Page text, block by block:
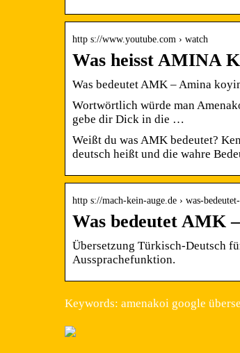
http s://www.youtube.com › watch
Was heisst AMINA
Was bedeutet AMK – Amina
Wortwörtlich würde man
gebe dir Dick in die …
Weißt du was AMK bedeutet?
deutsch heißt und die wahre
http s://mach-kein-auge.de › was-
Was bedeutet AMK
Übersetzung Türkisch-Deutsch
Aussprachefunktion.
Keywords: amenakoi google